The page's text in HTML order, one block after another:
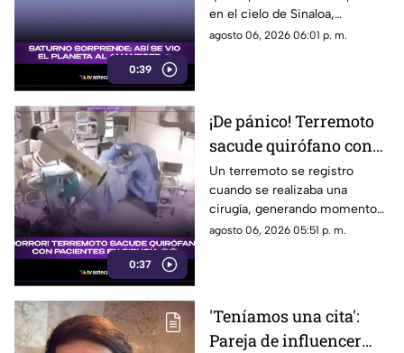
0:39
en el cielo de Sinaloa,
sorprendió en redes sociales,
agosto 06, 2026 06:01 p. m.
0:37
¡De pánico! Terremoto
sacude quirófano con
paciente en plena
cirugía (+VIDEO)
Un terremoto se registro
cuando se realizaba una
cirugía, generando momentos
de pánico entre el personal
agosto 06, 2026 05:51 p. m.
'Teníamos una cita':
Pareja de influencer